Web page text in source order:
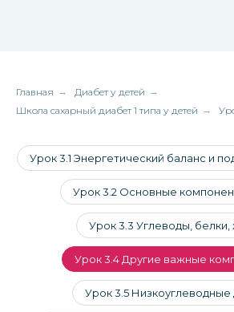
Главная → Диабет у детей →
Школа сахарный диабет 1 типа у детей →
Урок 3.1 Энергетический баланс и
Урок 3.2 Основные
Урок 3.3 Углеводы,
Урок 3.4 Другие важные
Урок 3.5 Низкоуглеводные